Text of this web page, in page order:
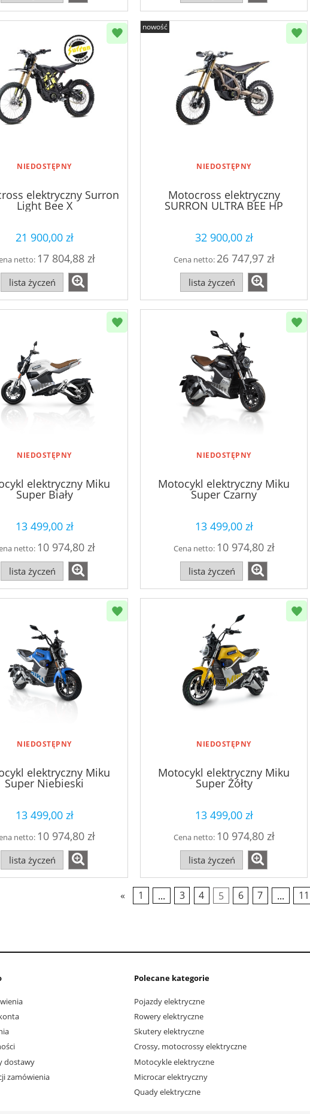
NIEDOSTĘPNY
elektryczny Surron
Light Bee X
21 900,00 zł
netto: 17 804,88 zł
lista życzeń
NIEDOSTĘPNY
Motocross elektryczny
SURRON ULTRA BEE HP
32 900,00 zł
Cena netto: 26 747,97 zł
lista życzeń
nowość
NIEDOSTĘPNY
elektryczny Miku
Super Biały
13 499,00 zł
netto: 10 974,80 zł
lista życzeń
NIEDOSTĘPNY
Motocykl elektryczny Miku
Super Czarny
13 499,00 zł
Cena netto: 10 974,80 zł
lista życzeń
NIEDOSTĘPNY
elektryczny Miku
Super Niebieski
13 499,00 zł
netto: 10 974,80 zł
lista życzeń
NIEDOSTĘPNY
Motocykl elektryczny Miku
Super Żółty
13 499,00 zł
Cena netto: 10 974,80 zł
lista życzeń
« 1 ... 3 4 5 6 7 ... 11
dostawy
zamówienia
Polecane kategorie
Pojazdy elektryczne
Rowery elektryczne
Skutery elektryczne
Crossy, motocrossy elektryczne
Motocykle elektryczne
Microcar elektryczny
Quady elektryczne